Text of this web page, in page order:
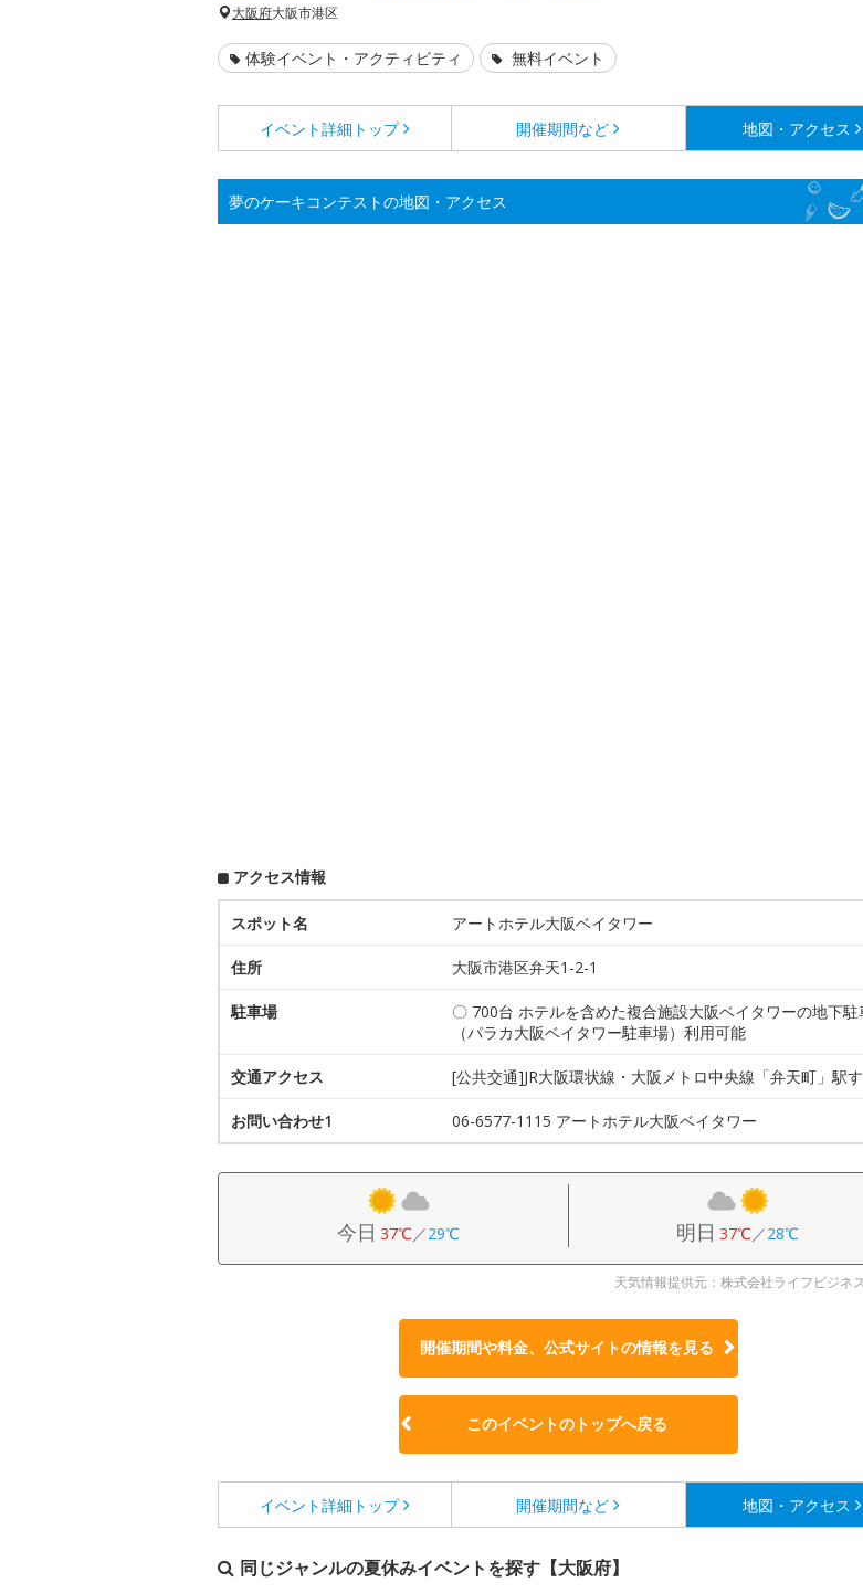
大阪府大阪市港区
体験イベント・アクティビティ 無料イベント
イベント詳細 トップ 開催期間など 地図・アクセス
夢のケーキコンテストの地図・アクセス
アクセス情報
スポット名 アートホテル大阪ベイタワー
住所 大阪市港区弁天1-2-1
駐車場
〇 700台 ホテルを含めた複合施設大阪ベイタワーの地下駐
（パラカ大阪ベイタワー駐車場）利用可能
交通アクセス [公共交通]JR大阪環状線・大阪メトロ中央線「弁天町」駅
お問い合わせ1 06-6577-1115 アートホテル大阪ベイタワー
今日 37℃／29℃ 明日 37℃／28℃
天気情報提供元：株式会社ライフビジネ
開催期間や料金、公式サイトの情報を見る
このイベントのトップへ戻る
イベント詳細 トップ 開催期間など 地図・アクセス
同じジャンルの夏休みイベントを探す【大阪府】